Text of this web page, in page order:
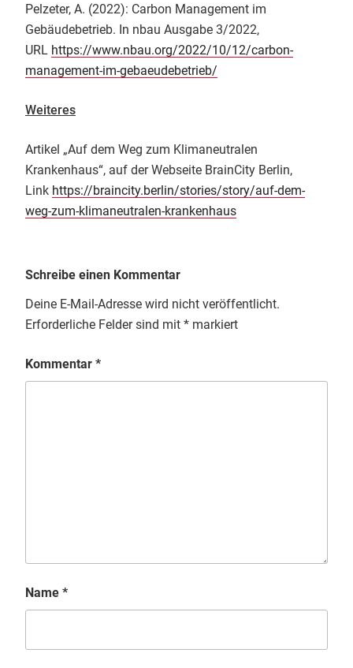
Pelzeter, A. (2022): Carbon Management im
Gebäudebetrieb. In nbau Ausgabe 3/2022,
URL https://www.nbau.org/2022/10/12/carbon-
management-im-gebaeudebetrieb/
Weiteres
Artikel „Auf dem Weg zum Klimaneutralen
Krankenhaus“, auf der Webseite BrainCity Berlin,
Link https://braincity.berlin/stories/story/auf-dem-
weg-zum-klimaneutralen-krankenhaus
Schreibe einen Kommentar
Deine E-Mail-Adresse wird nicht veröffentlicht.
Erforderliche Felder sind mit * markiert
Kommentar *
Name *